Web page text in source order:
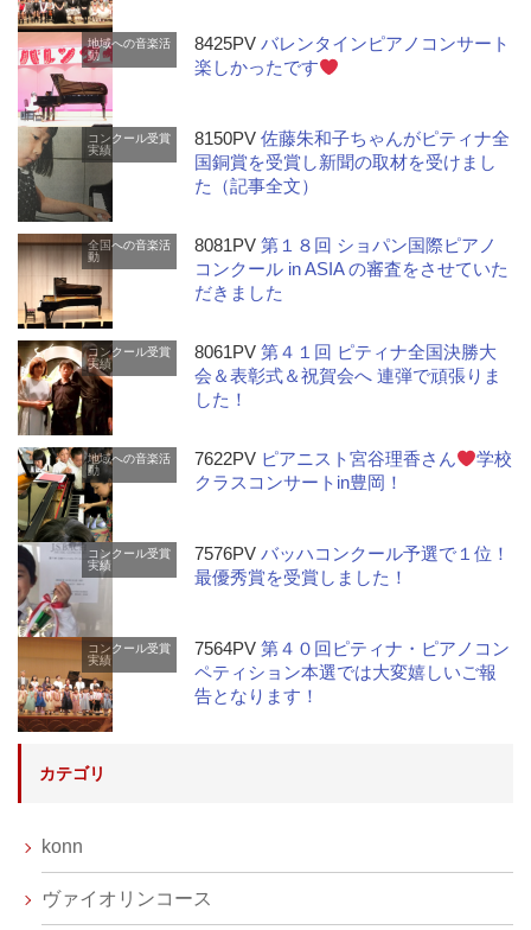
地域への音楽活
動
8425PVバレンタインピアノコンサート
楽しかったです
コンクール受賞
実績
8150PV佐藤朱和子ちゃんがピティナ全
国銅賞を受賞し新聞の取材を受けまし
た（記事全文）
全国への音楽活
動
8081PV第１８回 ショパン国際ピアノ
コンクール in ASIA の審査をさせていた
だきました
コンクール受賞
実績
8061PV第４１回 ピティナ全国決勝大
会＆表彰式＆祝賀会へ 連弾で頑張りま
した！
地域への音楽活
動
7622PV ピアニスト宮谷理香さん
学校
クラスコンサートin豊岡！
コンクール受賞
実績
7576PVバッハコンクール予選で１位！
最優秀賞を受賞しました！
コンクール受賞
実績
7564PV第４０回ピティナ・ピアノコン
ペティション本選では大変嬉しいご報
告となります！
カテゴリ
konn
ヴァイオリンコース